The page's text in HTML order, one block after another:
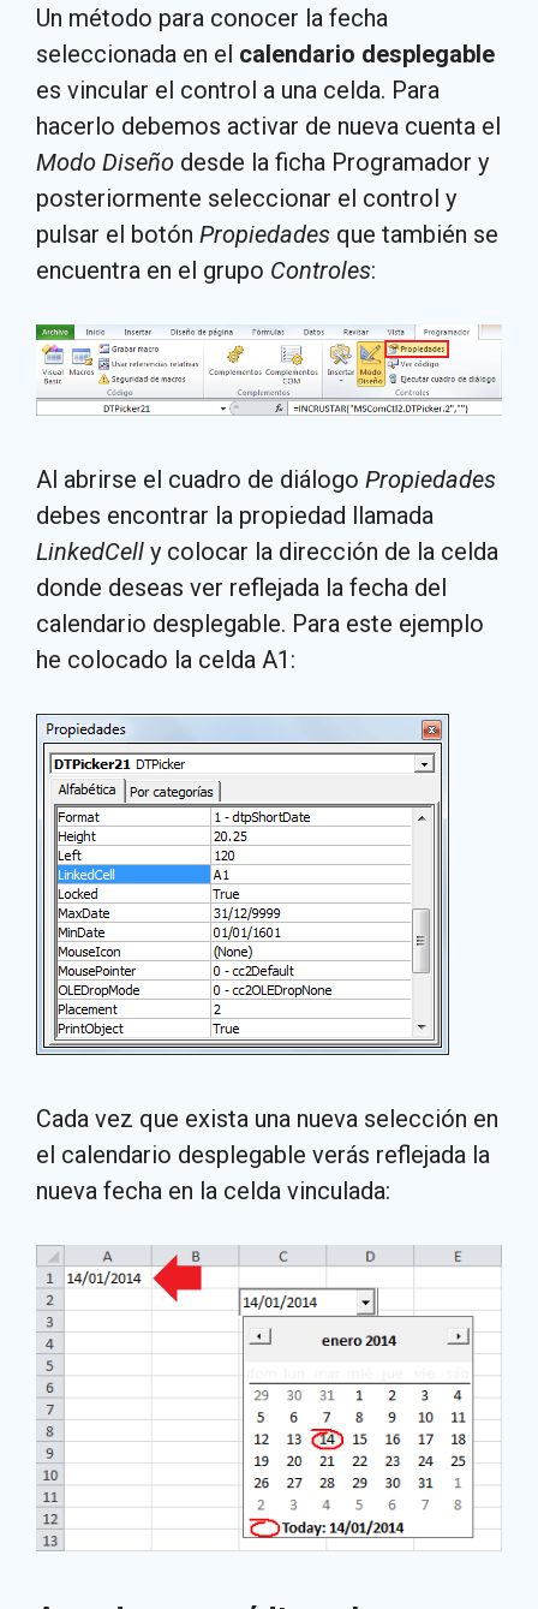
Un método para conocer la fecha
seleccionada en el calendario desplegable
es vincular el control a una celda. Para
hacerlo debemos activar de nueva cuenta el
Modo Diseño desde la ficha Programador y
posteriormente seleccionar el control y
pulsar el botón Propiedades que también se
encuentra en el grupo Controles:
Al abrirse el cuadro de diálogo Propiedades
debes encontrar la propiedad llamada
LinkedCell y colocar la dirección de la celda
donde deseas ver reflejada la fecha del
calendario desplegable. Para este ejemplo
he colocado la celda A1:
Cada vez que exista una nueva selección en
el calendario desplegable verás reflejada la
nueva fecha en la celda vinculada: